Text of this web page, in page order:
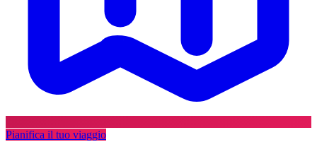
Pianifica il tuo viaggio